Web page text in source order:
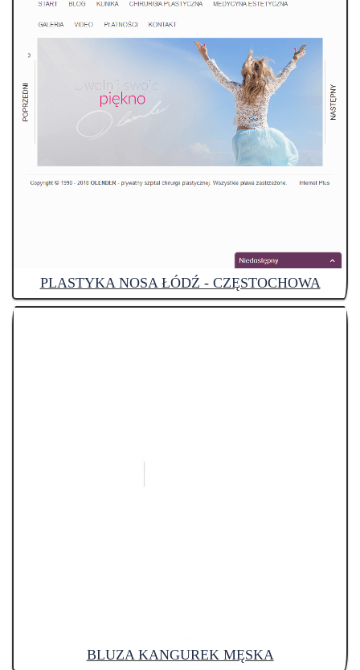
PLASTYKA NOSA ŁÓDŹ - CZĘSTOCHOWA
BLUZA KANGUREK MĘSKA